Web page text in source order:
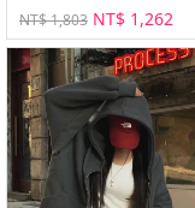
NT$ 1,803 NT$ 1,262